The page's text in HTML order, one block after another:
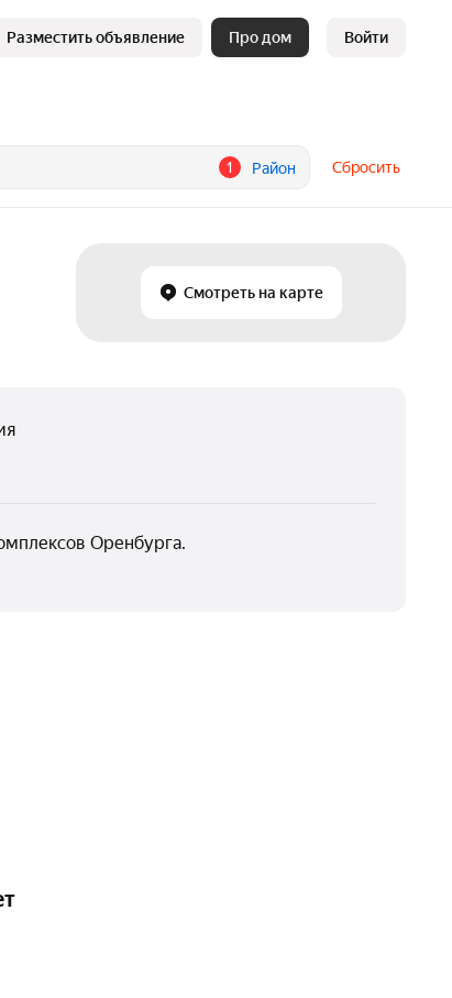
Разместить объявление Про дом Войти
1 Район Сбросить
Смотреть на карте
Оренбурга.